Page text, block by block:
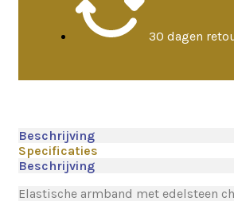
30 dagen
Beschrijving
Specificaties
Beschrijving
Elastische armband met edelsteen